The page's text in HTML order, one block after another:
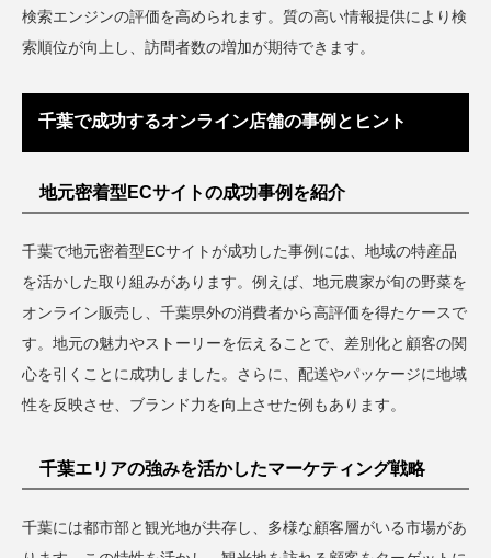
検索エンジンの評価を高められます。質の高い情報提供により検
索順位が向上し、訪問者数の増加が期待できます。
千葉で成功するオンライン店舗の事例とヒント
地元密着型ECサイトの成功事例を紹介
千葉で地元密着型ECサイトが成功した事例には、地域の特産品
を活かした取り組みがあります。例えば、地元農家が旬の野菜を
オンライン販売し、千葉県外の消費者から高評価を得たケースで
す。地元の魅力やストーリーを伝えることで、差別化と顧客の関
心を引くことに成功しました。さらに、配送やパッケージに地域
性を反映させ、ブランド力を向上させた例もあります。
千葉エリアの強みを活かしたマーケティング戦略
千葉には都市部と観光地が共存し、多様な顧客層がいる市場があ